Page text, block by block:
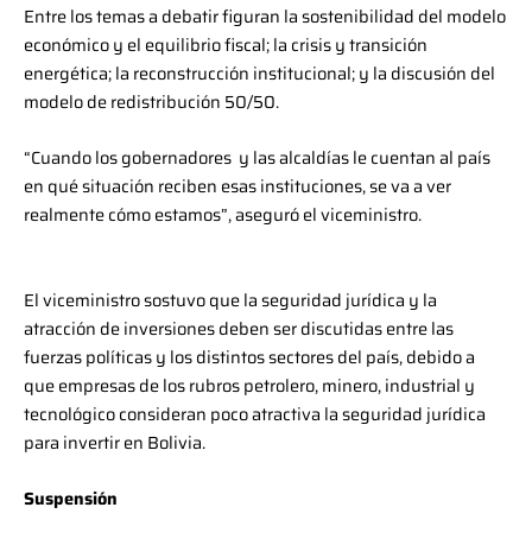
Entre los temas a debatir figuran la sostenibilidad del modelo
económico y el equilibrio fiscal; la crisis y transición
energética; la reconstrucción institucional; y la discusión del
modelo de redistribución 50/50.
“Cuando los gobernadores y las alcaldías le cuentan al país
en qué situación reciben esas instituciones, se va a ver
realmente cómo estamos”, aseguró el viceministro.
El viceministro sostuvo que la seguridad jurídica y la
atracción de inversiones deben ser discutidas entre las
fuerzas políticas y los distintos sectores del país, debido a
que empresas de los rubros petrolero, minero, industrial y
tecnológico consideran poco atractiva la seguridad jurídica
para invertir en Bolivia.
Suspensión